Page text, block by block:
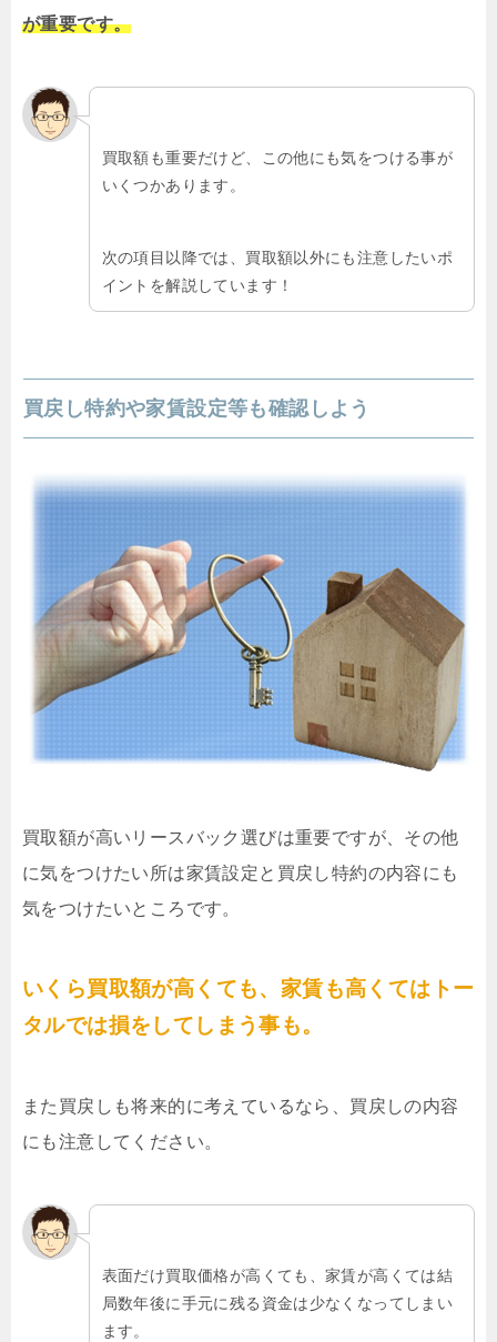
が重要です。
買取額も重要だけど、この他にも気をつける事が
いくつかあります。
次の項目以降では、買取額以外にも注意したいポ
イントを解説しています！
買戻し特約や家賃設定等も確認しよう
買取額が高いリースバック選びは重要ですが、その他
に気をつけたい所は家賃設定と買戻し特約の内容にも
気をつけたいところです。
いくら買取額が高くても、家賃も高くてはトー
タルでは損をしてしまう事も。
また買戻しも将来的に考えているなら、買戻しの内容
にも注意してください。
表面だけ買取価格が高くても、家賃が高くては結
局数年後に手元に残る資金は少なくなってしまい
ます。